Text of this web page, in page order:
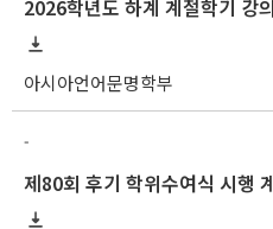
2026학년도 하계 계절학기 강
아시아언어문명학부
-
제80회 후기 학위수여식 시행